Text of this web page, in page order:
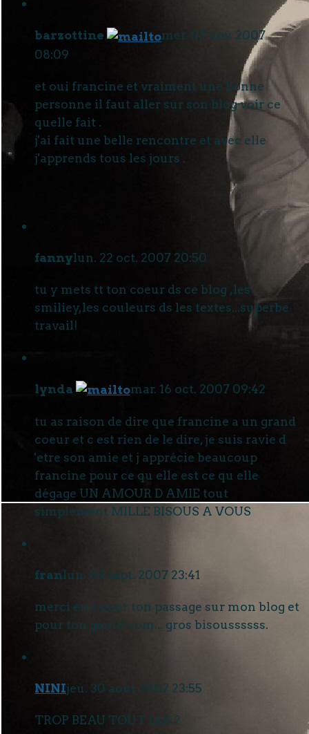
barzottine
mer. 07 nov. 2007
08:09
et oui francine et vraiment une bonne
personne il faut aller sur son blog voir ce
quelle fait .
j'ai fait une belle rencontre et avec elle
j'apprends tous les jours .
fannylun. 22 oct. 2007 20:50
tu y mets tt ton coeur ds ce blog ,les
smiliey,les couleurs ds les textes...superbe
travail!
lynda mar. 16 oct. 2007 09:42
tu as raison de dire que francine a un grand
coeur et c est rien de le dire, je suis ravie d
'etre son amie et j apprécie beaucoup
francine pour ce qu elle est ce qu elle
dégage UN AMOUR D AMIE tout
simplement MILLE BISOUS A VOUS
franlun. 03 sept. 2007 23:41
merci eric pour ton passage sur mon blog et
pour ton gentil com... gros bisoussssss.
NINIjeu. 30 août 2007 23:55
TROP BEAU TOUT LES 2